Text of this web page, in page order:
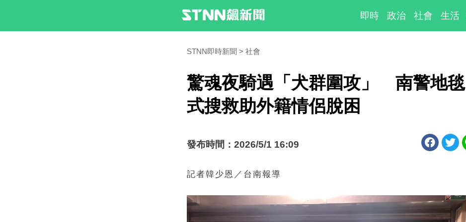
即時 政治 社會 生活
STNN即時新聞 社會
驚魂夜騎遇「犬群圍攻」 南警地毯
式搜救助外籍情侶脫困
發布時間：2026/5/1 16:09
記者韓少恩／台南報導